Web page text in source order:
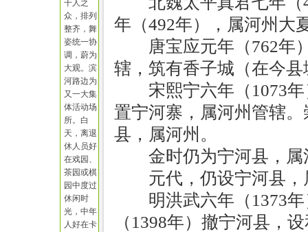
干人之
众，排列
整齐，舞
姿统一协
调，蔚为
大观。滨
河路边为
又一大集
体活动场
所。白
天，离退
休人员好
在戏园、
茶园或棋
园中度过
休闲时
光，中年
人好在卡
年（492年），属河州大
唐宝应元年（762年
辖，筑有香子城（在今
宋熙宁六年（1073
置宁河寨，属河州管辖
县，属河州。
金时仍为宁河县，属
元代，仍设宁河县
明洪武六年（1373
（1398年）撤宁河县，